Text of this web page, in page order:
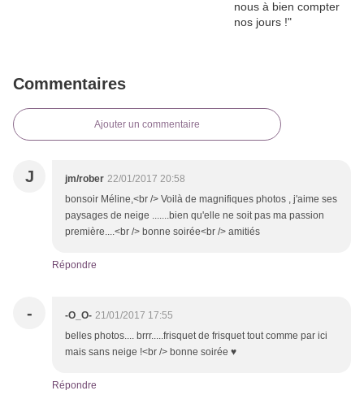
Commentaires
Ajouter un commentaire
J jm/rober 22/01/2017 20:58
bonsoir Méline,<br /> Voilà de magnifiques photos , j'aime ses
paysages de neige .......bien qu'elle ne soit pas ma passion
première....<br /> bonne soirée<br /> amitiés
Répondre
- -O_O- 21/01/2017 17:55
belles photos.... brrr.....frisquet de frisquet tout comme par ici
mais sans neige !<br /> bonne soirée ♥
Répondre